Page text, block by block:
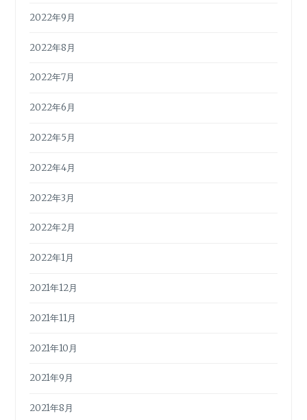
2022年9月
2022年8月
2022年7月
2022年6月
2022年5月
2022年4月
2022年3月
2022年2月
2022年1月
2021年12月
2021年11月
2021年10月
2021年9月
2021年8月